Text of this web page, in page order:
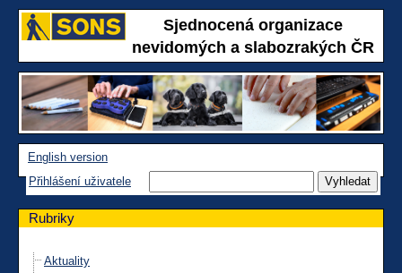
Sjednocená organizace
nevidomých a slabozrakých ČR
English version
Přihlášení uživatele
Rubriky
Aktuality